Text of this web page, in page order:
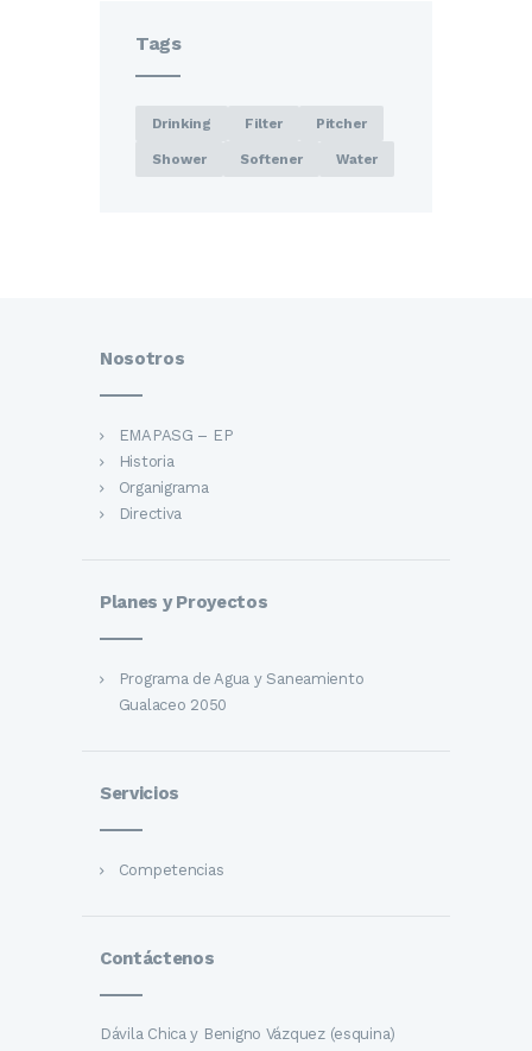
Tags
Drinking Filter Pitcher
Shower Softener Water
Nosotros
EMAPASG – EP
Historia
Organigrama
Directiva
Planes y Proyectos
Programa de Agua y Saneamiento
Gualaceo 2050
Servicios
Competencias
Contáctenos
Dávila Chica y Benigno Vázquez (esquina)